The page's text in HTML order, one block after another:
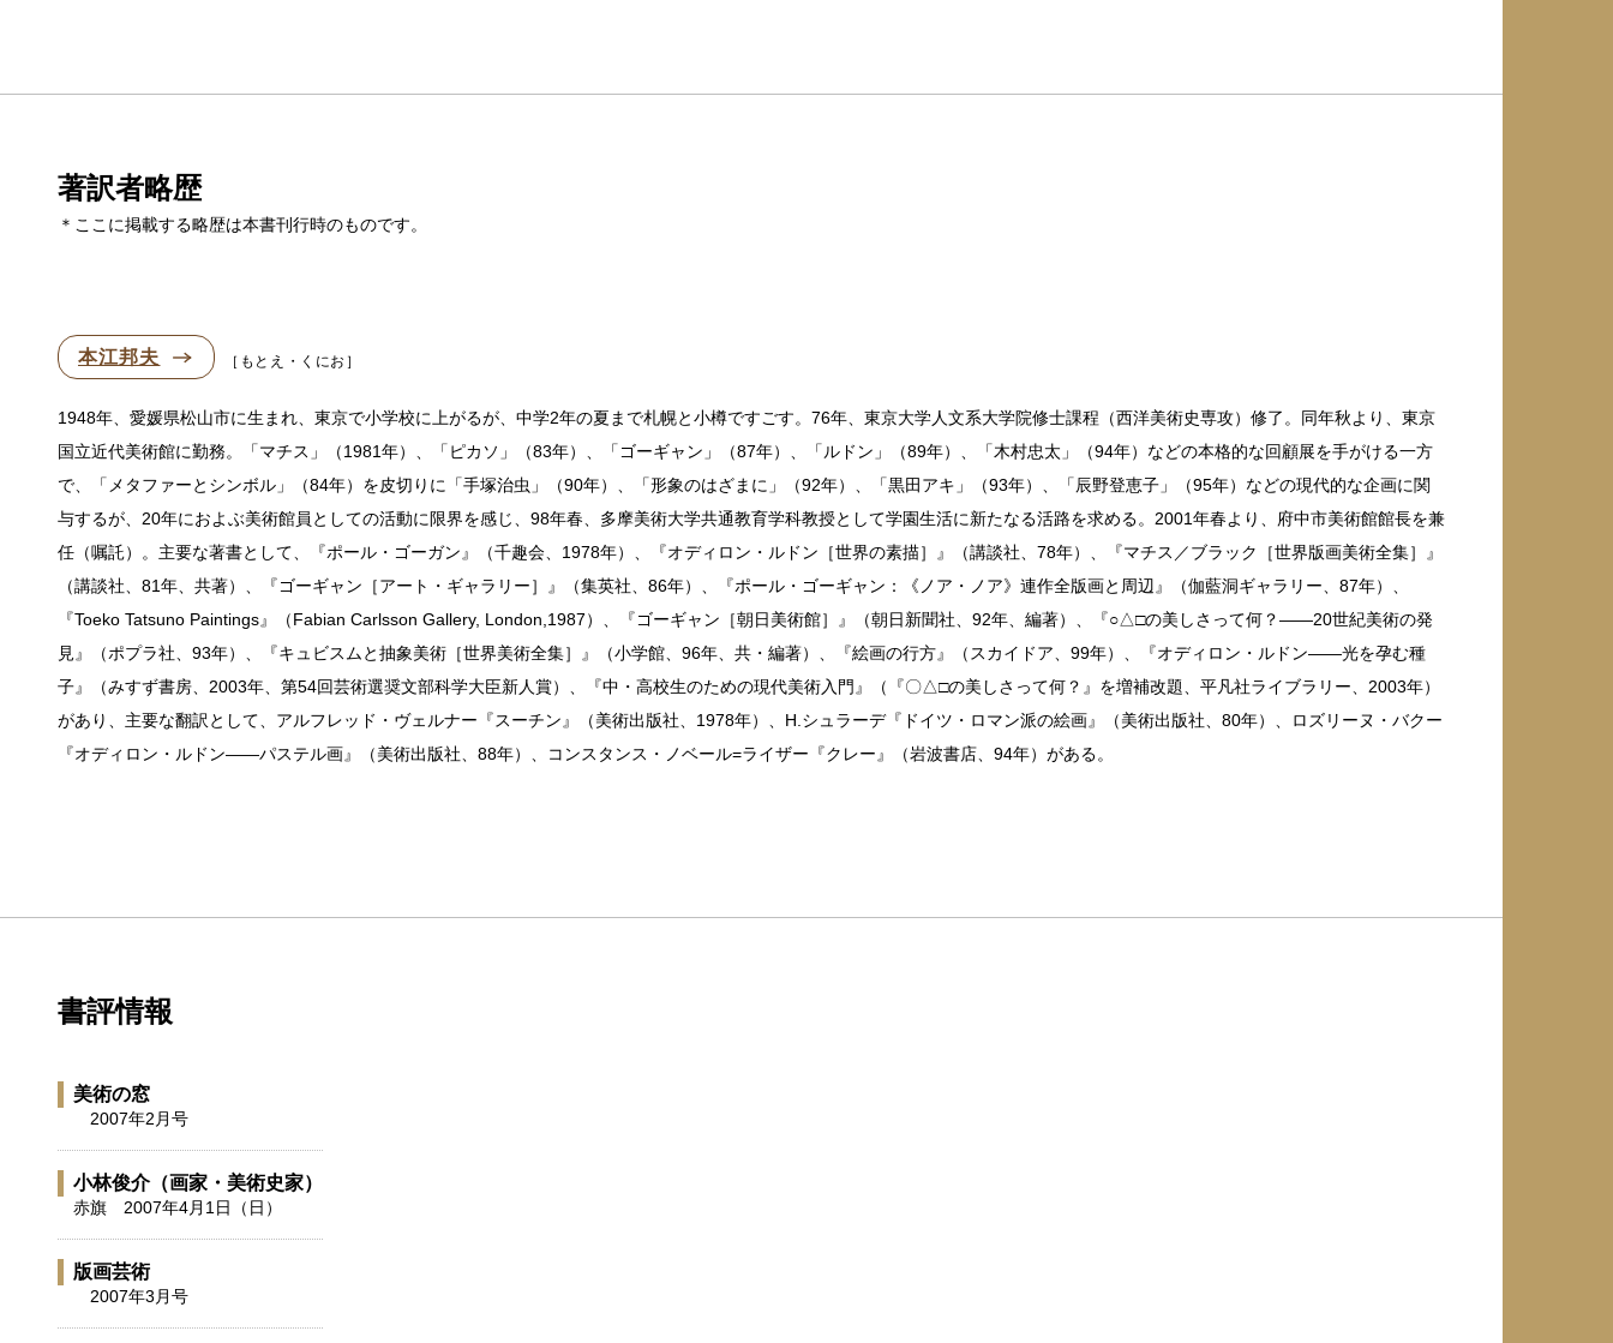
著訳者略歴
＊ここに掲載する略歴は本書刊行時のものです。
本江邦夫 もとえ・くにお
1948年、愛媛県松山市に生まれ、東京で小学校に上がるが、中学2年の夏まで札幌と小樽ですごす。76年、東京大学人文系大学院修士課程（西洋美術史専攻）修了。同年秋より、東京
国立近代美術館に勤務。「マチス」（1981年）、「ピカソ」（83年）、「ゴーギャン」（87年）、「ルドン」（89年）、「木村忠太」（94年）などの本格的な回顧展を手がける一方
で、「メタファーとシンボル」（84年）を皮切りに「手塚治虫」（90年）、「形象のはざまに」（92年）、「黒田アキ」（93年）、「辰野登恵子」（95年）などの現代的な企画に関
与するが、20年におよぶ美術館員としての活動に限界を感じ、98年春、多摩美術大学共通教育学科教授として学園生活に新たなる活路を求める。2001年春より、府中市美術館館長を兼
任（嘱託）。主要な著書として、『ポール・ゴーガン』（千趣会、1978年）、『オディロン・ルドン［世界の素描］』（講談社、78年）、『マチス／ブラック［世界版画美術全集］』
（講談社、81年、共著）、『ゴーギャン［アート・ギャラリー］』（集英社、86年）、『ポール・ゴーギャン：《ノア・ノア》連作全版画と周辺』（伽藍洞ギャラリー、87年）、
『Toeko Tatsuno Paintings』（Fabian Carlsson Gallery, London,1987）、『ゴーギャン［朝日美術館］』（朝日新聞社、92年、編著）、『○△□の美しさって何？——20世紀美術の発
見』（ポプラ社、93年）、『キュビスムと抽象美術［世界美術全集］』（小学館、96年、共・編著）、『絵画の行方』（スカイドア、99年）、『オディロン・ルドン——光を孕む種
子』（みすず書房、2003年、第54回芸術選奨文部科学大臣新人賞）、『中・高校生のための現代美術入門』（『〇△□の美しさって何？』を増補改題、平凡社ライブラリー、2003年）
があり、主要な翻訳として、アルフレッド・ヴェルナー『スーチン』（美術出版社、1978年）、H.シュラーデ『ドイツ・ロマン派の絵画』（美術出版社、80年）、ロズリーヌ・バクー
『オディロン・ルドン——パステル画』（美術出版社、88年）、コンスタンス・ノベール=ライザー『クレー』（岩波書店、94年）がある。
書評情報
美術の窓
2007年2月号
小林俊介（画家・美術史家）
赤旗 2007年4月1日（日）
版画芸術
2007年3月号